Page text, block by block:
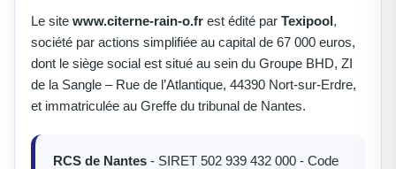
Le site www.citerne-rain-o.fr est édité par Texipool,
société par actions simplifiée au capital de 67 000 euros,
dont le siège social est situé au sein du Groupe BHD, ZI
de la Sangle – Rue de l’Atlantique, 44390 Nort-sur-Erdre,
et immatriculée au Greffe du tribunal de Nantes.
RCS de Nantes - SIRET 502 939 432 000 - Code